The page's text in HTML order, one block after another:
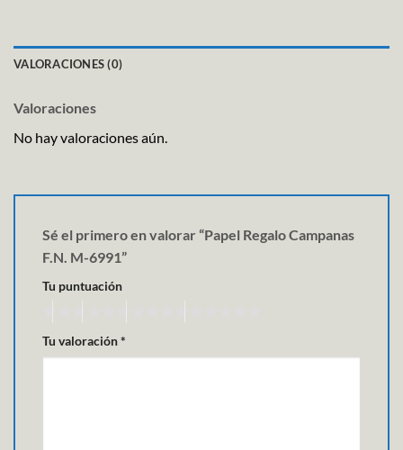
VALORACIONES (0)
Valoraciones
No hay valoraciones aún.
Sé el primero en valorar “Papel Regalo Campanas
F.N. M-6991”
Tu puntuación
Tu valoración*